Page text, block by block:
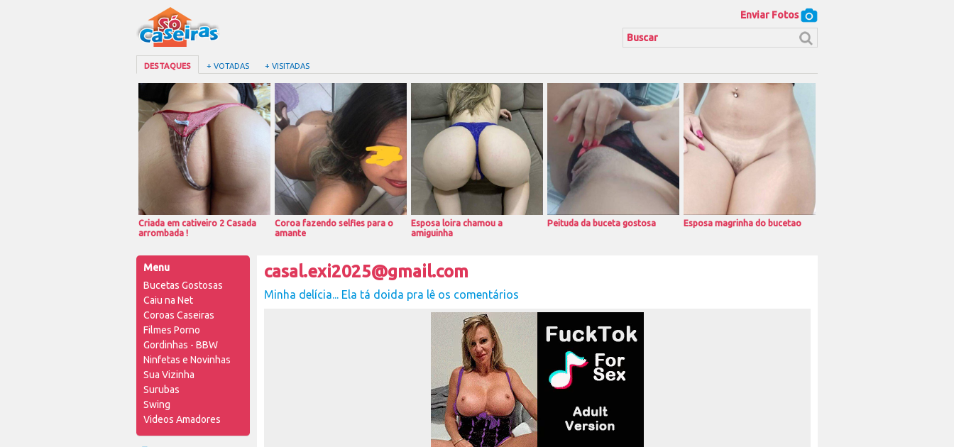
Enviar Fotos
DESTAQUES + VOTADAS + VISITADAS
Criada em cativeiro 2 Casada
arrombada !
Coroa fazendo selfies para o
amante
Esposa loira chamou a
amiguinha
Peituda da buceta gostosa Esposa magrinha do bucetao
Menu
Bucetas Gostosas
Caiu na Net
Coroas Caseiras
Filmes Porno
Gordinhas - BBW
Ninfetas e Novinhas
Sua Vizinha
Surubas
Swing
Videos Amadores
casal.exi2025@gmail.com
Minha delícia... Ela tá doida pra lê os comentários